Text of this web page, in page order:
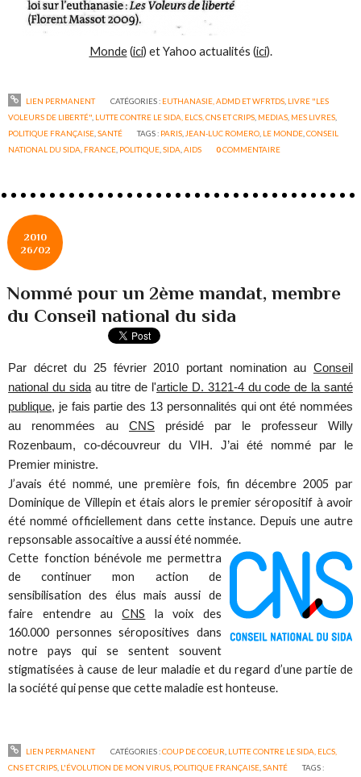
Monde(ici) et Yahoo actualités (ici).
LIEN PERMANENT CATÉGORIES : EUTHANASIE, ADMD ET WFRTDS, LIVRE "LES
VOLEURS DE LIBERTÉ" LUTTE CONTRE LE SIDA, ELCS, CNS ET CRIPS MEDIAS MES LIVRES
POLITIQUE FRANÇAISE ,SANTÉ TAGS : PARIS JEAN-LUC ROMERO LE MONDE ,CONSEIL
NATIONAL DU SIDA FRANCE POLITIQUE ,SIDA ,AIDS 0COMMENTAIRE
2010
26/02
Nommé pour un 2ème mandat, membre
du Conseil national du sida
Par décret du 25 février 2010 portant nomination au Conseil
national du sidaau titre de l'article D. 3121-4 du code de la santé
publique, je fais partie des 13 personnalités qui ont été nommées
au renommées auCNS présidé par le professeur Willy
Rozenbaum, co-découvreur du VIH. J’ai été nommé par le
Premier ministre.
J’avais été nommé, une première fois, fin décembre 2005 par
Dominique de Villepin et étais alors le premier séropositif à avoir
été nommé officiellement dans cette instance. Depuis une autre
repsonsable assocaitive a aussi été nommée.
Cette fonction bénévole me permettra
de continuer mon action de
sensibilisation des élus mais aussi de
faire entendre auCNS la voix des
160.000 personnes séropositives dans
notre pays qui se sentent souvent
stigmatisées à cause de leur maladie et du regard d’une partie de
la société qui pense que cette maladie est honteuse.
LIEN PERMANENT CATÉGORIES :COUP DE COEUR LUTTE CONTRE LE SIDA, ELCS,
CNS ET CRIPS L'ÉVOLUTION DE MON VIRUS POLITIQUE FRANÇAISE ,SANTÉ
TAGS :